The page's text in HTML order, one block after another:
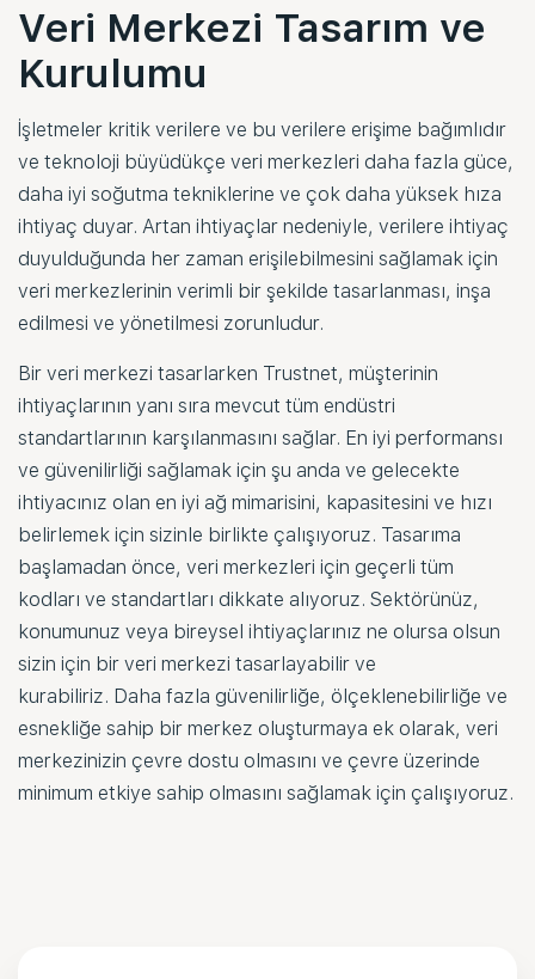
Veri Merkezi Tasarım ve
Kurulumu
İşletmeler kritik verilere ve bu verilere erişime bağımlıdır
ve teknoloji büyüdükçe veri merkezleri daha fazla güce,
daha iyi soğutma tekniklerine ve çok daha yüksek hıza
ihtiyaç duyar. Artan ihtiyaçlar nedeniyle, verilere ihtiyaç
duyulduğunda her zaman erişilebilmesini sağlamak için
veri merkezlerinin verimli bir şekilde tasarlanması, inşa
edilmesi ve yönetilmesi zorunludur.
Bir veri merkezi tasarlarken Trustnet, müşterinin
ihtiyaçlarının yanı sıra mevcut tüm endüstri
standartlarının karşılanmasını sağlar. En iyi performansı
ve güvenilirliği sağlamak için şu anda ve gelecekte
ihtiyacınız olan en iyi ağ mimarisini, kapasitesini ve hızı
belirlemek için sizinle birlikte çalışıyoruz. Tasarıma
başlamadan önce, veri merkezleri için geçerli tüm
kodları ve standartları dikkate alıyoruz. Sektörünüz,
konumunuz veya bireysel ihtiyaçlarınız ne olursa olsun
sizin için bir veri merkezi tasarlayabilir ve
kurabiliriz. Daha fazla güvenilirliğe, ölçeklenebilirliğe ve
esnekliğe sahip bir merkez oluşturmaya ek olarak, veri
merkezinizin çevre dostu olmasını ve çevre üzerinde
minimum etkiye sahip olmasını sağlamak için çalışıyoruz.